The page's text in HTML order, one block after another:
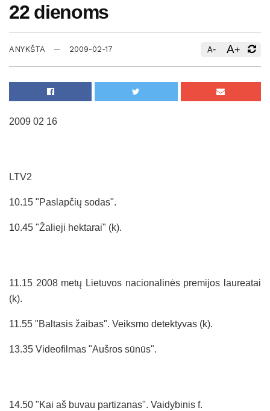
22 dienoms
ANYKŠTA 2009-02-17 A- A+
2009 02 16
LTV2
10.15 "Paslapčių sodas".
10.45 "Žalieji hektarai" (k).
11.15 2008 metų Lietuvos nacionalinės premijos laureatai
(k).
11.55 "Baltasis žaibas". Veiksmo detektyvas (k).
13.35 Videofilmas "Aušros sūnūs".
14.50 "Kai aš buvau partizanas". Vaidybinis f.